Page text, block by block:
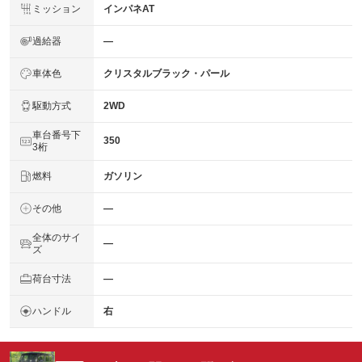
ミッション インパネAT
過給器 ―
車体色 クリスタルブラック・パール
駆動方式 2WD
車台番号下
3桁
350
燃料 ガソリン
その他 ―
全体のサイ
ズ
―
荷台寸法 ―
ハンドル 右